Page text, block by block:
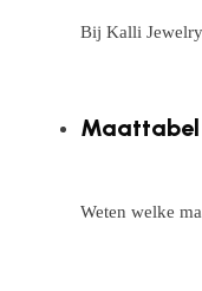
Bij Kalli
Maattabel
Weten welke